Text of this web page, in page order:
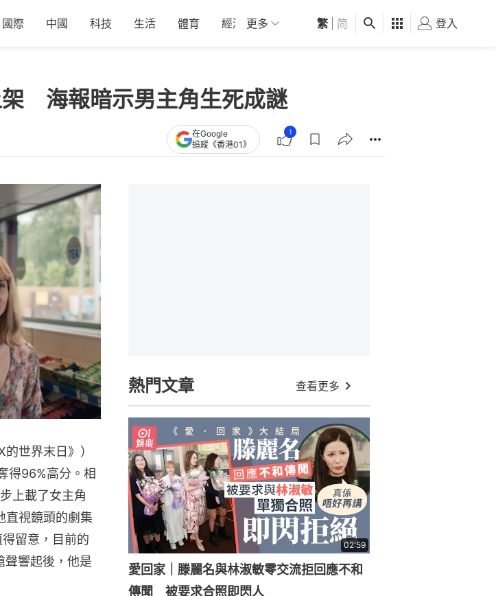
國際 中國 科技 生活 體育 經濟 01深圳 觀點 健康 好食玩飛
更多 繁 简 登入
架 海報暗示男主角生死成謎
在Google
追蹤《香港01》
1
世界末日》）
得96%高分。相
上載了女主角
直視鏡頭的劇集
留意，目前的
聲響起後，他是
熱門文章 查看更多
02:59
愛回家｜滕麗名與林淑敏零交流拒回應不和
傳聞 被要求合照即閃人